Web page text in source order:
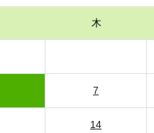
木
7
14